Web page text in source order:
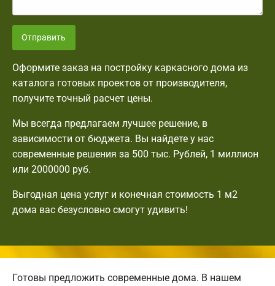
Отправить
Оформите заказ на постройку каркасного дома из
каталога готовых проектов от производителя,
получите точный расчет цены.
Мы всегда предлагаем лучшее решение, в
зависимости от бюджета. Вы найдете у нас
современные решения за 500 тыс. Рублей, 1 миллион
или 2000000 руб.
Выгодная цена услуг и конечная стоимость 1 м2
дома вас безусловно смогут удивить!
Готовы предложить современные дома. В нашем